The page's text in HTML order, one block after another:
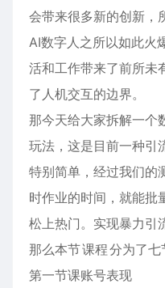
会带来很多新的创新，
AI数字人之所以如此火
活和工作带来了前所未
了人机交互的边界。
那今天给大家拆解一个
玩法，这是目前一种引
特别简单，经过我们的
时作业的时间，就能批
松上热门。实现暴力引
那么本节课程分为了七
第一节课账号表现